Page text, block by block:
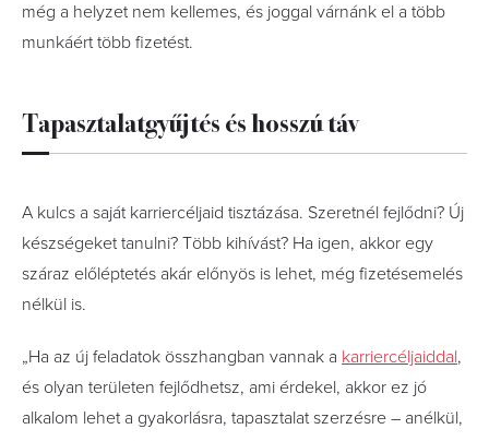
még a helyzet nem kellemes, és joggal várnánk el a több
munkáért több fizetést.
Tapasztalatgyűjtés és hosszú táv
A kulcs a saját karriercéljaid tisztázása. Szeretnél fejlődni? Új
készségeket tanulni? Több kihívást? Ha igen, akkor egy
száraz előléptetés akár előnyös is lehet, még fizetésemelés
nélkül is.
„Ha az új feladatok összhangban vannak a karriercéljaiddal,
és olyan területen fejlődhetsz, ami érdekel, akkor ez jó
alkalom lehet a gyakorlásra, tapasztalat szerzésre – anélkül,